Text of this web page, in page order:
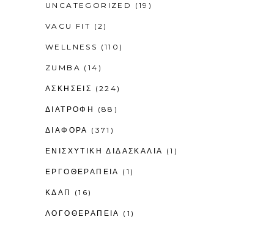
UNCATEGORIZED (19)
VACU FIT (2)
WELLNESS (110)
ZUMBA (14)
ΑΣΚΗΣΕΙΣ (224)
ΔΙΑΤΡΟΦΗ (88)
ΔΙΑΦΟΡΑ (371)
ΕΝΙΣΧΥΤΙΚΉ ΔΙΔΑΣΚΑΛΊΑ (1)
ΕΡΓΟΘΕΡΑΠΕΊΑ (1)
ΚΔΑΠ (16)
ΛΟΓΟΘΕΡΑΠΕΊΑ (1)